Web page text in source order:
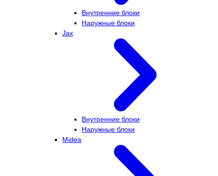
Внутренние блоки
Наружные блоки
Jax
Внутренние блоки
Наружные блоки
Midea